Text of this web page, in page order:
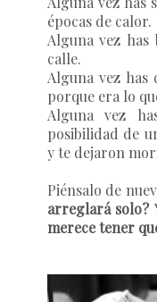
épocas de calor.
Alguna vez
calle.
Alguna vez
porque era lo
Alguna vez
posibilidad de
y te dejaron
Piénsalo de
arreglará solo?
merece tener